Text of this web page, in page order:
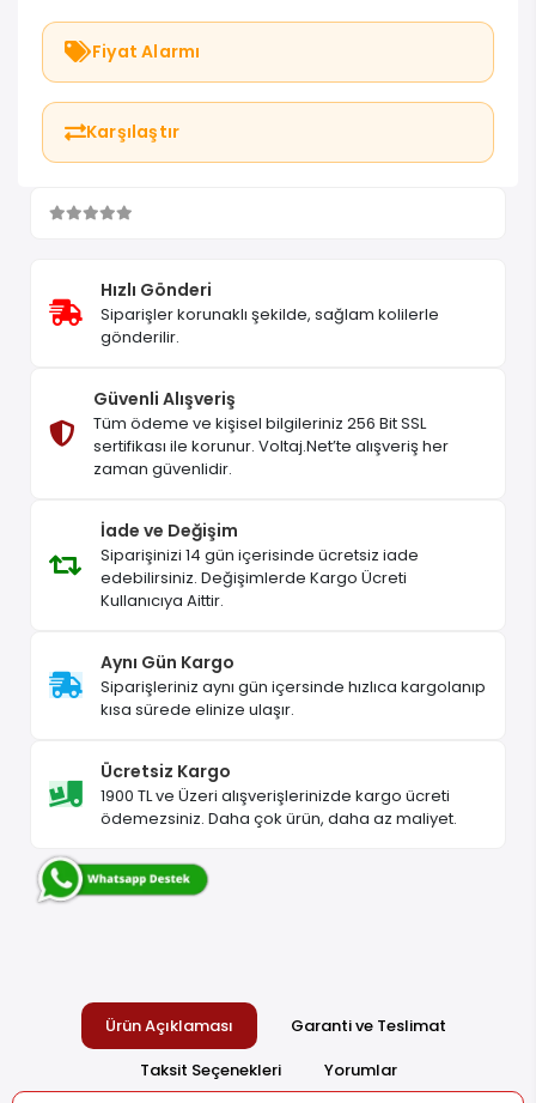
Fiyat Alarmı
Karşılaştır
Hızlı Gönderi
Siparişler korunaklı şekilde, sağlam kolilerle
gönderilir.
Güvenli Alışveriş
Tüm ödeme ve kişisel bilgileriniz 256 Bit SSL
sertifikası ile korunur. Voltaj.Net’te alışveriş her
zaman güvenlidir.
İade ve Değişim
Siparişinizi 14 gün içerisinde ücretsiz iade
edebilirsiniz. Değişimlerde Kargo Ücreti
Kullanıcıya Aittir.
Aynı Gün Kargo
Siparişleriniz aynı gün içersinde hızlıca kargolanıp
kısa sürede elinize ulaşır.
Ücretsiz Kargo
1900 TL ve Üzeri alışverişlerinizde kargo ücreti
ödemezsiniz. Daha çok ürün, daha az maliyet.
Ürün Açıklaması
Garanti ve Teslimat
Taksit Seçenekleri
Yorumlar